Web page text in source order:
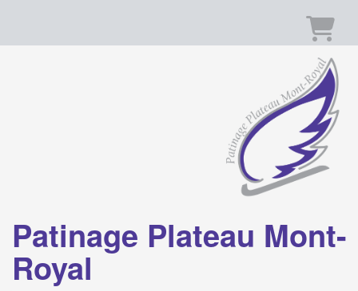
Panier
Patinage Plateau Mont-
Royal